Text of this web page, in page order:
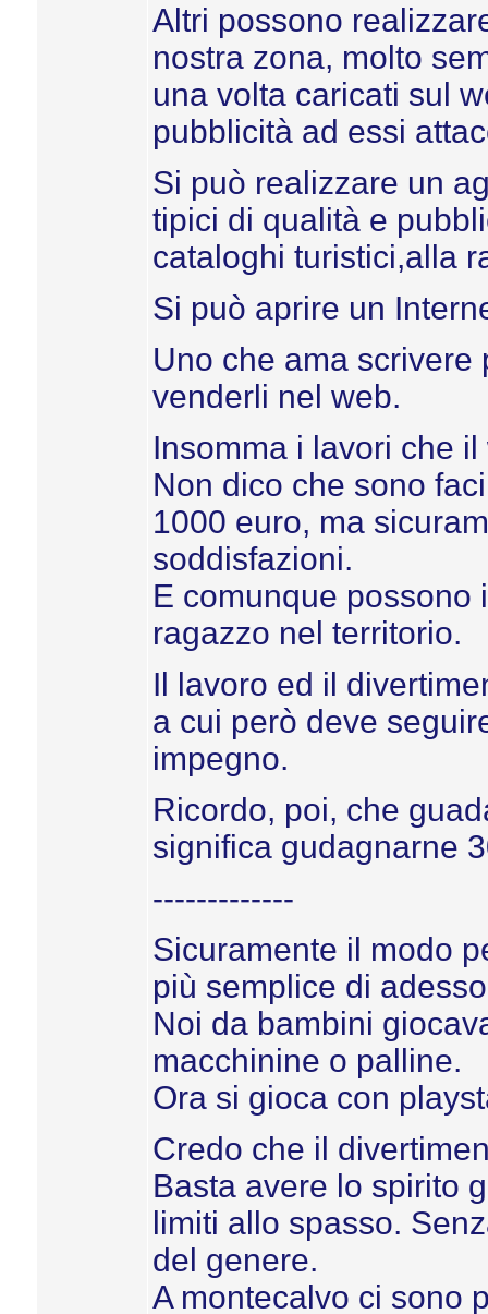
Altri possono
nostra zona, molto
una volta caricati sul
pubblicità ad essi
Si può realizzare un
tipici di qualità e
cataloghi turistici,alla
Si può aprire un
Uno che ama
venderli nel web.
Insomma i lavori che
Non dico che sono
1000 euro, ma
soddisfazioni.
E comunque possono
ragazzo nel territorio.
Il lavoro ed il
a cui però deve
impegno.
Ricordo, poi, che
significa gudagnarne
-------------
Sicuramente il modo
più semplice di
Noi da bambini
macchinine o palline.
Ora si gioca con
Credo che il
Basta avere lo spirito
limiti allo spasso.
del genere.
A montecalvo ci sono